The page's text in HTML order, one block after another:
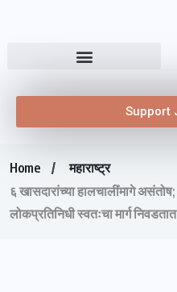
Support
Home
महाराष्ट्र
६ खासदारांच्या हालचालींमागे
लोकप्रतिनिधी स्वतःचा मार्ग